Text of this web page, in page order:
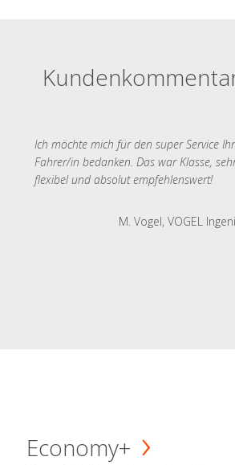
Ich möchte mich für den super Service
Fahrer/in bedanken. Das war Klasse,
flexibel und absolut empfehlenswert!
M. Vogel, VOGEL
Economy+